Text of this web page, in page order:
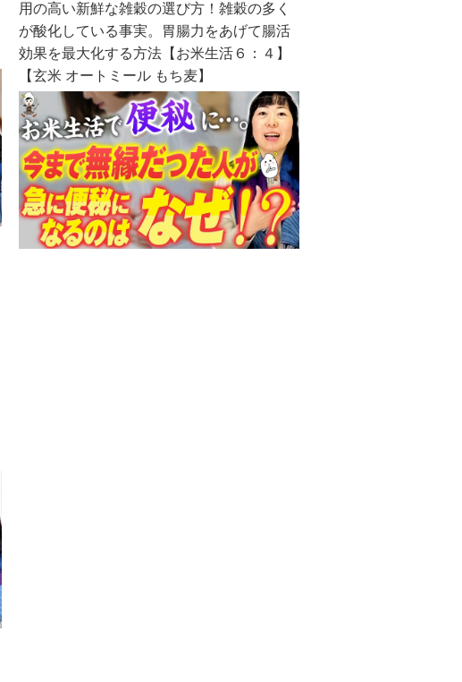
用の高い新鮮な雑穀の選び方！雑穀の多く
が酸化している事実。胃腸力をあげて腸活
効果を最大化する方法【お米生活６：４】
【玄米 オートミール もち麦】